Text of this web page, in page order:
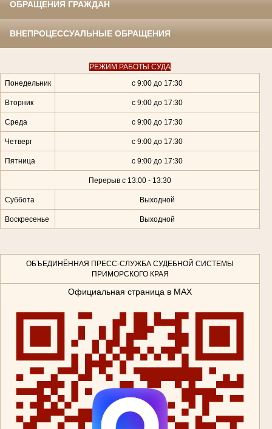
ОБРАЩЕНИЯ ГРАЖДАН
ВНЕПРОЦЕССУАЛЬНЫЕ ОБРАЩЕНИЯ
РЕЖИМ РАБОТЫ СУДА
Понедельник
с 9:00 до 17:30
Вторник с 9:00 до 17:30
Среда с 9:00 до 17:30
Четверг с 9:00 до 17:30
Пятница с 9:00 до 17:30
Перерыв с 13:00 - 13:30
Суббота Выходной
Воскресенье Выходной
ОБЪЕДИНЁННАЯ ПРЕСС-СЛУЖБА СУДЕБНОЙ СИСТЕМЫ
ПРИМОРСКОГО КРАЯ
Официальная страница в MAX